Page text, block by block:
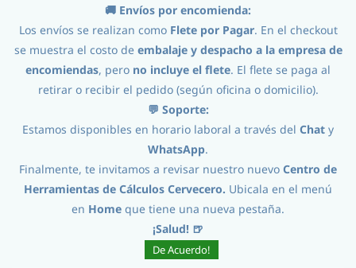
Equipos Schop // Fitting Schop
Manguera Schopera Valpar 3/8" mt
🚚 Envíos por encomienda:
Los envíos se realizan como Flete por Pagar. En el checkout
se muestra el costo de embalaje y despacho a la empresa de
encomiendas, pero no incluye el flete. El flete se paga al
retirar o recibir el pedido (según oficina o domicilio).
💬 Soporte:
Estamos disponibles en horario laboral a través del Chat y
WhatsApp.
Finalmente, te invitamos a revisar nuestro nuevo Centro de
Herramientas de Cálculos Cervecero. Ubicala en el menú
en Home que tiene una nueva pestaña.
¡Salud! 🍺
De Acuerdo!